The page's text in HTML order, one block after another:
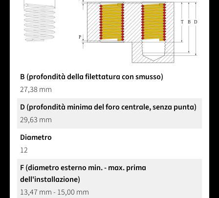
B (profondità della filettatura con smusso)
27,38 mm
D (profondità minima del foro centrale, senza punta)
29,63 mm
Diametro
12
F (diametro esterno min. - max. prima
dell'installazione)
13,47 mm - 15,00 mm